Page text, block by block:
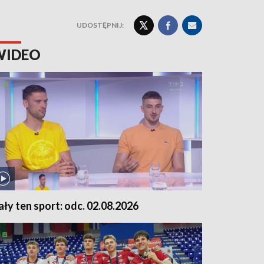
UDOSTĘPNIJ:
ten sport: odc. 02.08.2026